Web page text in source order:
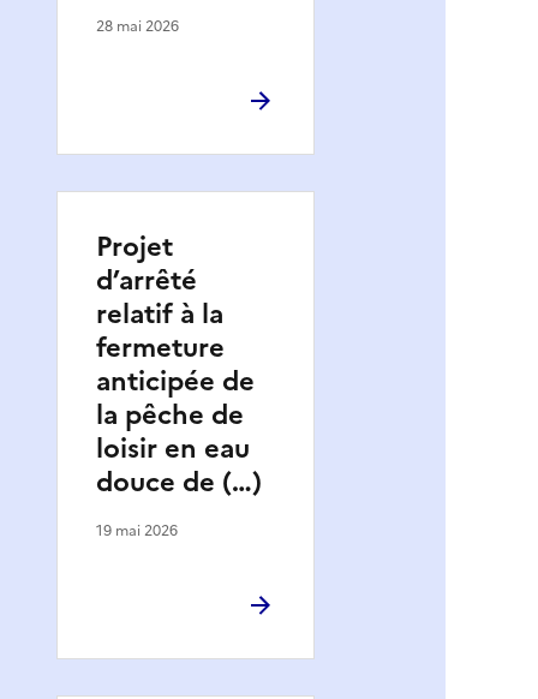
28 mai 2026
Projet
d’arrêté
relatif à la
fermeture
anticipée de
la pêche de
loisir en eau
douce de (…)
19 mai 2026